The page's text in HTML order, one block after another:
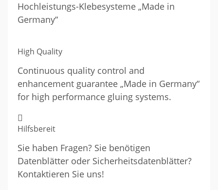
Hochleistungs-Klebesysteme „Made in
Germany“
High Quality
Continuous quality control and
enhancement guarantee „Made in Germany“
for high performance gluing systems.
Hilfsbereit
Sie haben Fragen? Sie benötigen
Datenblätter oder Sicherheitsdatenblätter?
Kontaktieren Sie uns!